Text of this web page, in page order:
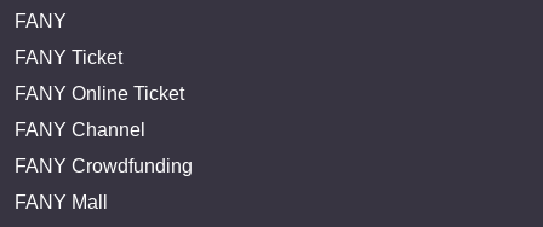
FANY
FANY Ticket
FANY Online Ticket
FANY Channel
FANY Crowdfunding
FANY Mall